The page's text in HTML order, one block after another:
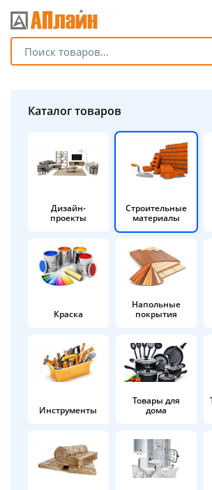
Каталог товаров
Дизайн-
проекты
Строительные
материалы
Краска
Напольные
покрытия
Инструменты
Товары для
дома
Разбейте
на части
без переплат
График платежей
Сегодня
%
в корзину
Оплачивайте сегодня только
25% картой любого банка
Получайте товар
выбранный способом